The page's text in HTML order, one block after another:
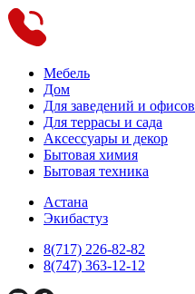
Мебель
Дом
Для заведений и офисов
Для террасы и сада
Аксессуары и декор
Бытовая химия
Бытовая техника
Астана
Экибастуз
8(717) 226-82-82
8(747) 363-12-12